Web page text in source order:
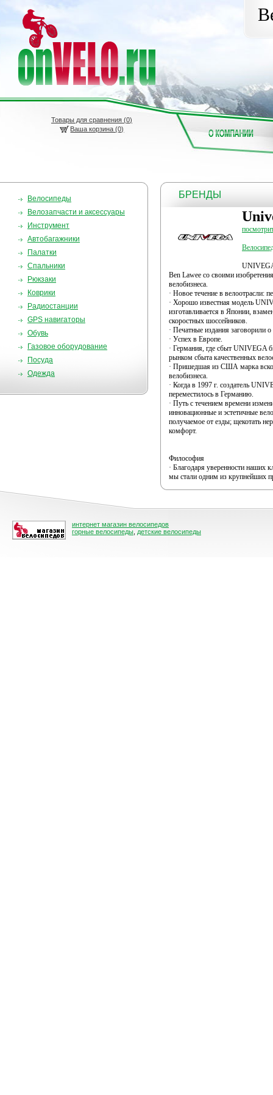
Товары для сравнения (0)
Ваша корзина (0)
Велосипеды
Велозапчасти и аксессуары
Инструмент
Автобагажники
Палатки
Спальники
Рюкзаки
Коврики
Радиостанции
GPS навигаторы
Обувь
Газовое оборудование
Посуда
Одежда
БРЕНДЫ
Ben Lawee со своими
велобизнеса.
· Новое течение в велоотрасли:
· Хорошо известная модель
изготавливается в Японии,
скоростных шоссейников.
· Печатные издания заговорили
· Успех в Европе.
· Германия, где сбыт UNIVEGA
рынком сбыта качественных
· Пришедшая из США марка
велобизнеса.
· Когда в 1997 г. создатель
переместилось в Германию.
· Путь с течением времени
инновационные и эстетичные
получаемое от езды; щекотать
комфорт.
Философия
· Благодаря уверенности наших
мы стали одним из крупнейших
интернет магазин велосипедов
горные велосипеды детские велосипеды